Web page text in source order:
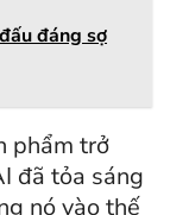
đáng sợ
phẩm trở
đã tỏa sáng
nó vào thế